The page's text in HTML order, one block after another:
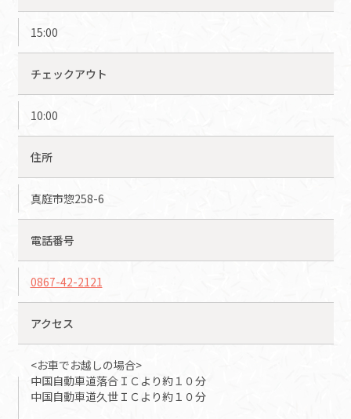
15:00
チェックアウト
10:00
住所
真庭市惣258-6
電話番号
0867-42-2121
アクセス
<お車でお越しの場合>
中国自動車道落合ＩＣより約１０分
中国自動車道久世ＩＣより約１０分